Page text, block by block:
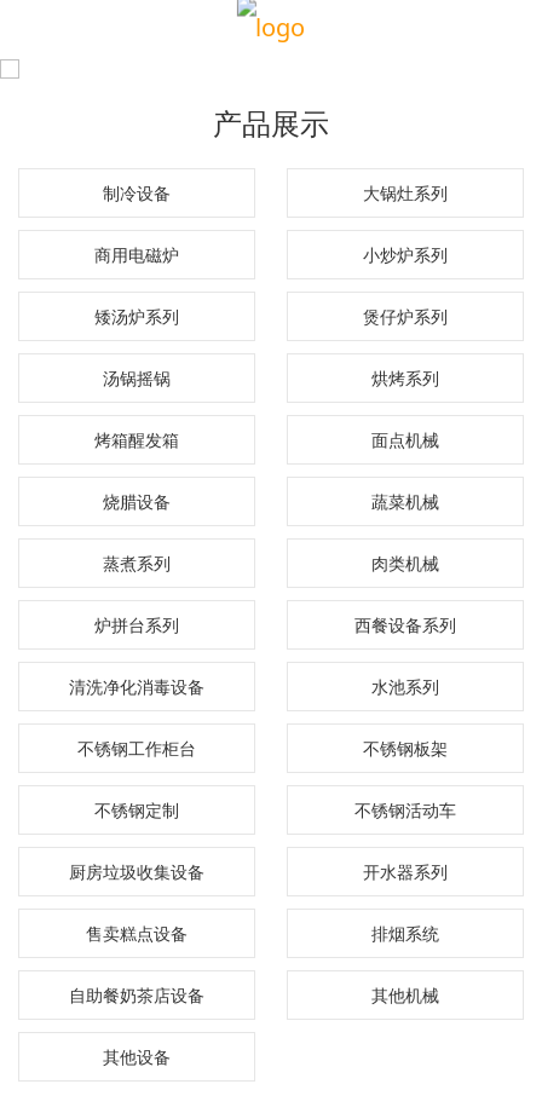
产品展示
制冷设备 大锅灶系列
商用电磁炉 小炒炉系列
矮汤炉系列 煲仔炉系列
汤锅摇锅 烘烤系列
烤箱醒发箱 面点机械
烧腊设备 蔬菜机械
蒸煮系列 肉类机械
炉拼台系列 西餐设备系列
清洗净化消毒设备 水池系列
不锈钢工作柜台 不锈钢板架
不锈钢定制 不锈钢活动车
厨房垃圾收集设备 开水器系列
售卖糕点设备 排烟系统
自助餐奶茶店设备 其他机械
其他设备